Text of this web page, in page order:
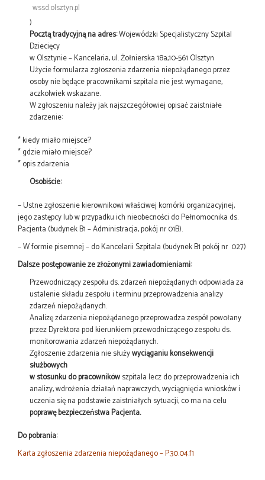
wssd.olsztyn.pl
)
Pocztą tradycyjną na adres:Wojewódzki Specjalistyczny Szpital
Dziecięcy
w Olsztynie – Kancelaria, ul. Żołnierska 18a,10-561 Olsztyn
Użycie formularza zgłoszenia zdarzenia niepożądanego przez
osoby nie będące pracownikami szpitala nie jest wymagane,
aczkolwiek wskazane.
W zgłoszeniu należy jak najszczegółowiej opisać zaistniałe
zdarzenie:
* kiedy miało miejsce?
* gdzie miało miejsce?
* opis zdarzenia
Osobiście:
– Ustne zgłoszenie kierownikowi właściwej komórki organizacyjnej,
jego zastępcy lub w przypadku ich nieobecności do Pełnomocnika ds.
Pacjenta (budynek B1 – Administracja, pokój nr 01B).
– W formie pisemnej – do Kancelarii Szpitala (budynek B1 pokój nr 027)
Dalsze postępowanie ze złożonymi zawiadomieniami:
Przewodniczący zespołu ds. zdarzeń niepożądanych odpowiada za
ustalenie składu zespołu i terminu przeprowadzenia analizy
zdarzeń niepożądanych.
Analizę zdarzenia niepożądanego przeprowadza zespół powołany
przez Dyrektora pod kierunkiem przewodniczącego zespołu ds.
monitorowania zdarzeń niepożądanych.
Zgłoszenie zdarzenia nie służywyciąganiu konsekwencji
służbowych
w stosunku do pracownikówszpitala lecz do przeprowadzenia ich
analizy, wdrożenia działań naprawczych, wyciągnięcia wniosków i
uczenia się na podstawie zaistniałych sytuacji, co ma na celu
poprawę bezpieczeństwa Pacjenta.
Do pobrania:
Karta zgłoszenia zdarzenia niepożądanego – P.30.04.f1